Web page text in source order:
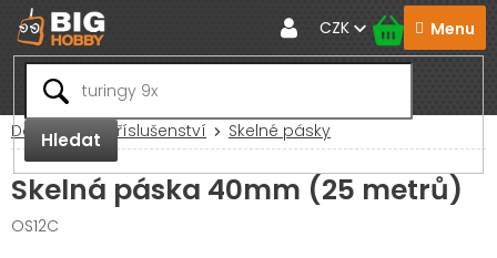
Přejít
na
obsah
Hledat
CZK
Domů RC Příslušenství Skelné pásky
Skelná páska 40mm (25 metrů)
OS12C